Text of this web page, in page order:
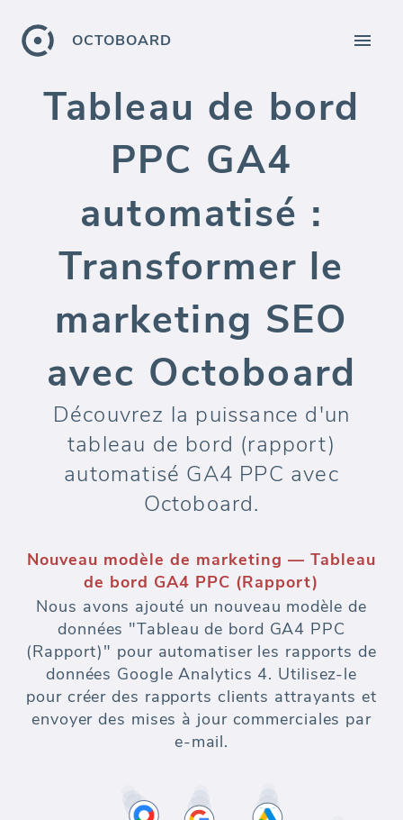
OCTOBOARD
Tableau de bord
PPC GA4
automatisé :
Transformer le
marketing SEO
avec Octoboard
Découvrez la puissance d'un
tableau de bord (rapport)
automatisé GA4 PPC avec
Octoboard.
Nouveau modèle de marketing — Tableau
de bord GA4 PPC (Rapport)
Nous avons ajouté un nouveau modèle de
données "Tableau de bord GA4 PPC
(Rapport)" pour automatiser les rapports de
données Google Analytics 4. Utilisez-le
pour créer des rapports clients attrayants et
envoyer des mises à jour commerciales par
e-mail.